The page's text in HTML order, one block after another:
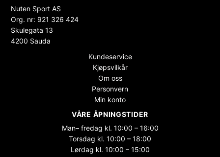
Nuten Sport AS
Org. nr: 921 326 424
Skulegata 13
4200 Sauda
Kundeservice
Kjøpsvilkår
Om oss
Personvern
Min konto
VÅRE ÅPNINGSTIDER
Man– fredag kl. 10:00 – 16:00
Torsdag kl. 10:00 – 18:00
Lørdag kl. 10:00 – 15:00